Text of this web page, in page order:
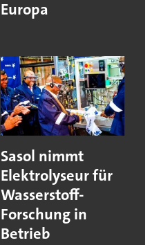
Europa
Sasol nimmt
Elektrolyseur für
Wasserstoff-
Forschung in
Betrieb